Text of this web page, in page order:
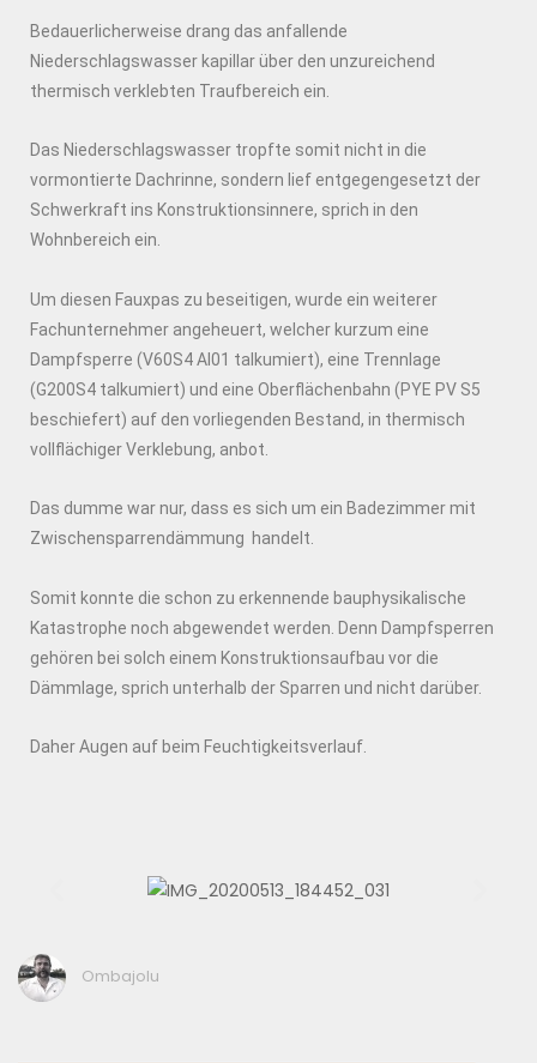
Bedauerlicherweise drang das anfallende
Niederschlagswasser kapillar über den unzureichend
thermisch verklebten Traufbereich ein.
Das Niederschlagswasser tropfte somit nicht in die
vormontierte Dachrinne, sondern lief entgegengesetzt der
Schwerkraft ins Konstruktionsinnere, sprich in den
Wohnbereich ein.
Um diesen Fauxpas zu beseitigen, wurde ein weiterer
Fachunternehmer angeheuert, welcher kurzum eine
Dampfsperre (V60S4 Al01 talkumiert), eine Trennlage
(G200S4 talkumiert) und eine Oberflächenbahn (PYE PV S5
beschiefert) auf den vorliegenden Bestand, in thermisch
vollflächiger Verklebung, anbot.
Das dumme war nur, dass es sich um ein Badezimmer mit
Zwischensparrendämmung handelt.
Somit konnte die schon zu erkennende bauphysikalische
Katastrophe noch abgewendet werden. Denn Dampfsperren
gehören bei solch einem Konstruktionsaufbau vor die
Dämmlage, sprich unterhalb der Sparren und nicht darüber.
Daher Augen auf beim Feuchtigkeitsverlauf.
Ombajolu